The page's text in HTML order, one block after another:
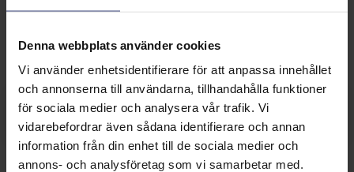
Denna webbplats använder cookies
Vi använder enhetsidentifierare för att anpassa innehållet
och annonserna till användarna, tillhandahålla funktioner
för sociala medier och analysera vår trafik. Vi
vidarebefordrar även sådana identifierare och annan
information från din enhet till de sociala medier och
annons- och analysföretag som vi samarbetar med.
LOGGA IN
Inget konto? Skapa ett här!